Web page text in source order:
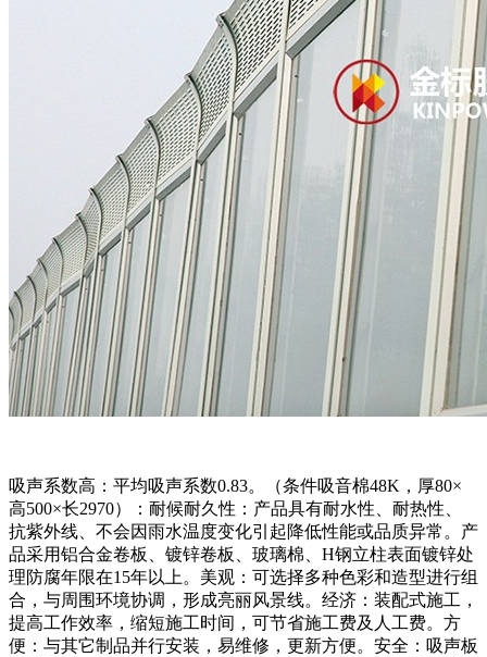
吸声系数高：平均吸声系数0.83。（条件吸音棉48K，厚80×
高500×长2970）：耐候耐久性：产品具有耐水性、耐热性、
抗紫外线、不会因雨水温度变化引起降低性能或品质异常。产
品采用铝合金卷板、镀锌卷板、玻璃棉、H钢立柱表面镀锌处
理防腐年限在15年以上。美观：可选择多种色彩和造型进行组
合，与周围环境协调，形成亮丽风景线。经济：装配式施工，
提高工作效率，缩短施工时间，可节省施工费及人工费。方
便：与其它制品并行安装，易维修，更新方便。安全：吸声板